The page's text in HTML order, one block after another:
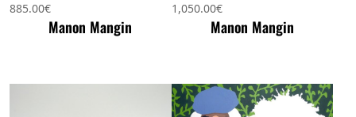
885.00€
Manon Mangin
1,050.00€
Manon Mangin